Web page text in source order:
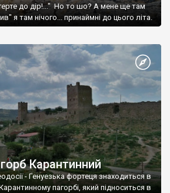
до дір!..." Но то шо? А мене ще там
я там нічого... принаймні до цього літа.
Карантинний
- Генуезька фортеця знаходиться в
пагорбі, який підноситься в